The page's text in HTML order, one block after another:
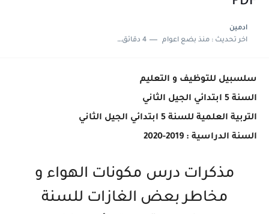
ادمين
اخر تحديث :منذ بضع اعوام 4 دقائق للقراءة
سلسبيل للتوظيف و التعليم
السنة 5 ابتدائي الجيل الثاني
التربية العلمية للسنة 5 ابتدائي الجيل الثاني
السنة الدراسية : 2019-2020
مذكرات درس مكونات الهواء و
مخاطر بعض الغازات للسنة